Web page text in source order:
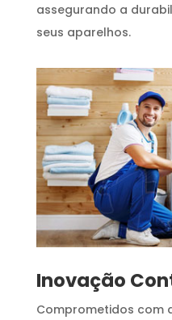
assegurando a
seus aparelhos.
Inovação
Comprometidos com